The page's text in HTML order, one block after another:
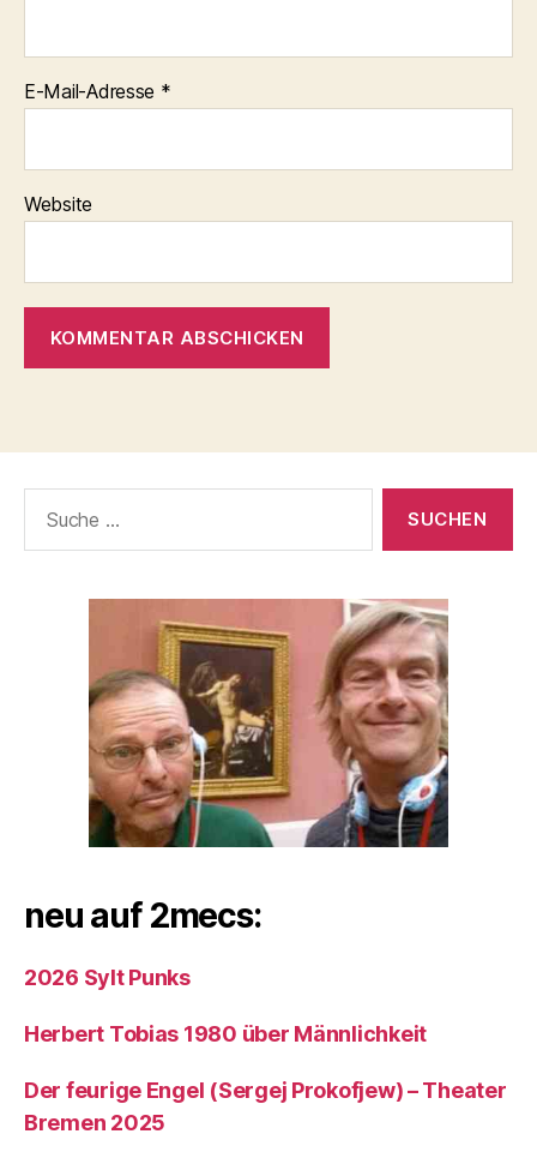
E-Mail-Adresse *
Website
nach:
neu auf 2mecs:
2026 Sylt Punks
Herbert Tobias 1980 über Männlichkeit
Der feurige Engel (Sergej Prokofjew) – Theater
Bremen 2025